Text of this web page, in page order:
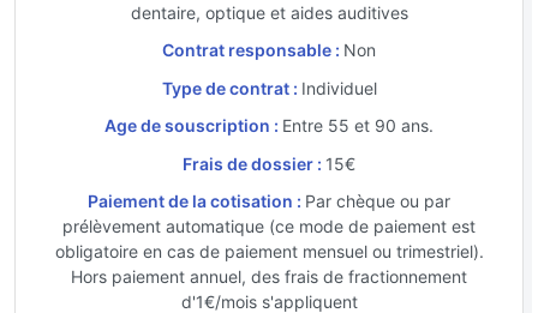
dentaire, optique et aides auditives
Contrat responsable : Non
Type de contrat : Individuel
Age de souscription : Entre 55 et 90 ans.
Frais de dossier : 15€
Paiement de la cotisation : Par chèque ou par
prélèvement automatique (ce mode de paiement est
obligatoire en cas de paiement mensuel ou trimestriel).
Hors paiement annuel, des frais de fractionnement
d'1€/mois s'appliquent